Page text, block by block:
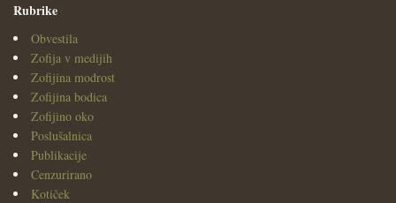
Rubrike
Obvestila
Zofija v medijih
Zofijina modrost
Zofijina bodica
Zofijino oko
Poslušalnica
Publikacije
Cenzurirano
Kotiček